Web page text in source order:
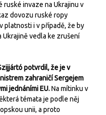
invaze na Ukrajinu v
dovozu ruské ropy
platnosti i v případě, že by
Ukrajině vedla ke zrušení
potvrdil, že je v
zahraničí Sergejem
jednáními EU.Na mítinku v
témata je podle něj
unii, a proto